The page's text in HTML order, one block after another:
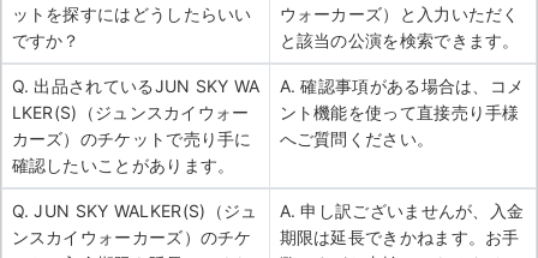
ットを探すにはどうしたらいい
ですか？
ウォーカーズ）と入力いただく
と該当の公演を検索できます。
Q. 出品されているJUN SKY WA
LKER(S)（ジュンスカイウォー
カーズ）のチケットで売り手に
確認したいことがあります。
A. 確認事項がある場合は、コメ
ント機能を使って直接売り手様
へご質問ください。
Q. JUN SKY WALKER(S)（ジュ
ンスカイウォーカーズ）のチケ
A. 申し訳ございませんが、入金
期限は延長できかねます。お手